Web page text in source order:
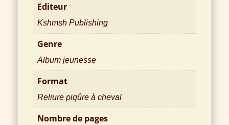
Editeur
Kshmsh Publishing
Genre
Album jeunesse
Format
Reliure piqûre à cheval
Nombre de pages